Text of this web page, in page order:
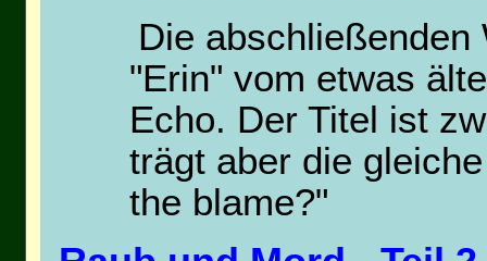
Die abschließenden
"Erin" vom etwas
Echo. Der Titel ist
trägt aber die
the blame?"